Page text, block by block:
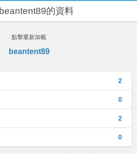
beantent89的資料
點擊重新加載
beantent89
2
0
2
0